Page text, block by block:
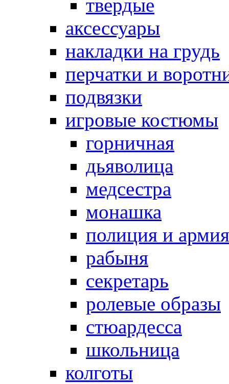
твердые
аксессуары
накладки на грудь
перчатки и
подвязки
игровые костюмы
горничная
дьяволица
медсестра
монашка
полиция и армия
рабыня
секретарь
ролевые образы
стюардесса
школьница
колготы